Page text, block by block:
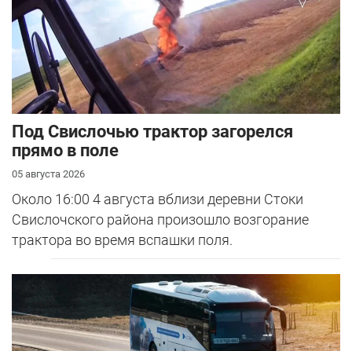
Под Свислочью трактор загорелся
прямо в поле
05 августа 2026
Около 16:00 4 августа вблизи деревни Стоки
Свислочского района произошло возгорание
трактора во время вспашки поля.